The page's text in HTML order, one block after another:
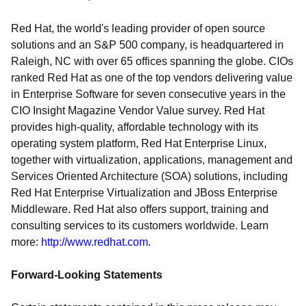
Red Hat, the world's leading provider of open source
solutions and an S&P 500 company, is headquartered in
Raleigh, NC with over 65 offices spanning the globe. CIOs
ranked Red Hat as one of the top vendors delivering value
in Enterprise Software for seven consecutive years in the
CIO Insight Magazine Vendor Value survey. Red Hat
provides high-quality, affordable technology with its
operating system platform, Red Hat Enterprise Linux,
together with virtualization, applications, management and
Services Oriented Architecture (SOA) solutions, including
Red Hat Enterprise Virtualization and JBoss Enterprise
Middleware. Red Hat also offers support, training and
consulting services to its customers worldwide. Learn
more: http://www.redhat.com.
Forward-Looking Statements